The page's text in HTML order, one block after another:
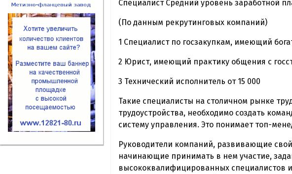
Специалист Средний уровень заработной
(По данным рекрутинговых компаний)
1 Специалист по госзакупкам, имеющий
2 Юрист, имеющий практику общения с
3 Технический исполнитель от 15 000
Такие специалисты на столичном рынке
трудоустройства, необходимо создать
систему управления. Это понимает топ-
Руководители компаний, развивающие
начинающие принимать в нем участие,
высококвалифицированных специалистов